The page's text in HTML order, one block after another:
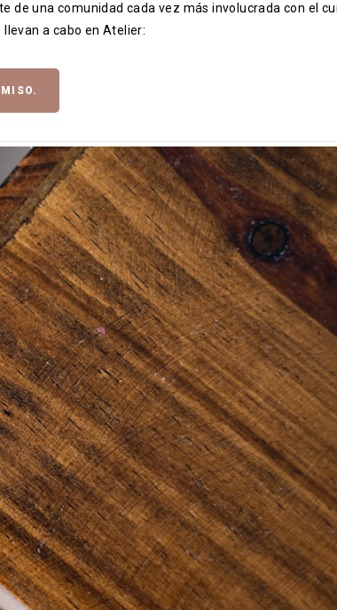
de una comunidad cada vez más involucrada con el
a cabo en Atelier: